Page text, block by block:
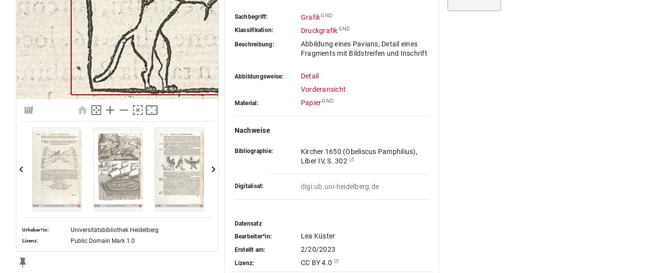
Urheber*in: Universitätsbibliothek Heidelberg
Lizenz: Public Domain Mark 1.0
Sachbegriff: GrafikGND
Klassifikation: DruckgrafikGND
Beschreibung:
Abbildung eines Pavians, Detail eines
Fragments mit Bildstreifen und Inschrift
Abbildungsweise:
Detail
Vorderansicht
Material: PapierGND
Nachweise
Bibliographie:
Kircher 1650 (Obeliscus Pamphilius),
Liber IV, S. 302
Digitalisat: digi.ub.uni-heidelberg.de
Datensatz
Bearbeiter*in:
Lea Küster
Erstellt am: 2/20/2023
Lizenz: CC BY 4.0